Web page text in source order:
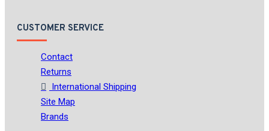
CUSTOMER SERVICE
Contact
Returns
International Shipping
Site Map
Brands